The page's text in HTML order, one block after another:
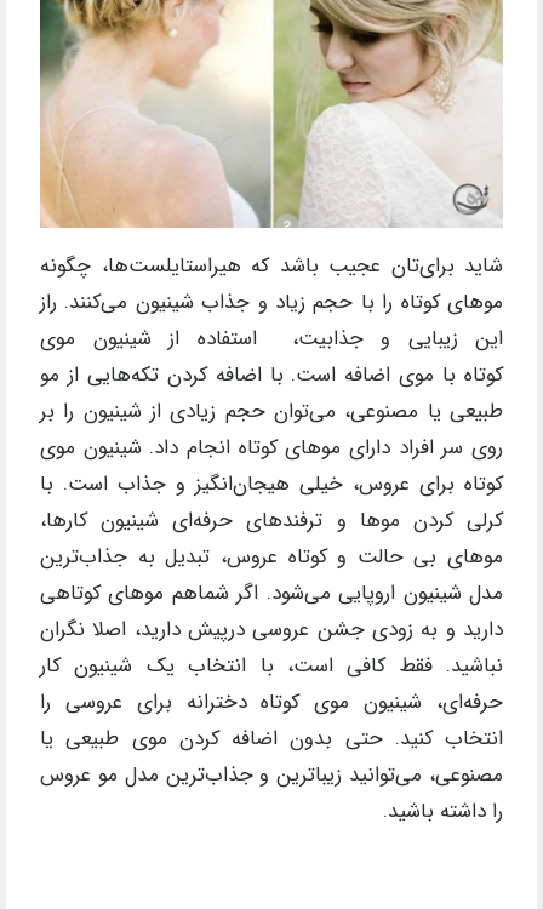
شاید برای‌تان عجیب باشد که هیراستایلست‌ها، چگونه
موهای کوتاه را با حجم زیاد و جذاب شینیون می‌کنند. راز
این زیبایی و جذابیت، استفاده از شینیون موی
کوتاه با موی اضافه است. با اضافه کردن تکه‌هایی از مو
طبیعی یا مصنوعی، می‌توان حجم زیادی از شینیون را بر
روی سر افراد دارای موهای کوتاه انجام داد. شینیون موی
کوتاه برای عروس، خیلی هیجان‌انگیز و جذاب است. با
کرلی کردن موها و ترفندهای حرفه‌ای شینیون کارها،
موهای بی حالت و کوتاه عروس، تبدیل به جذاب‌ترین
مدل شینیون اروپایی می‌شود. اگر شماهم موهای کوتاهی
دارید و به‌ زودی جشن عروسی درپیش دارید، اصلا نگران
نباشید. فقط کافی است، با انتخاب یک شینیون کار
حرفه‌ای، شینیون موی کوتاه دخترانه برای عروسی را
انتخاب کنید. حتی بدون اضافه کردن موی طبیعی یا
مصنوعی، می‌توانید زیباترین و جذاب‌ترین مدل مو عروس
را داشته باشید.